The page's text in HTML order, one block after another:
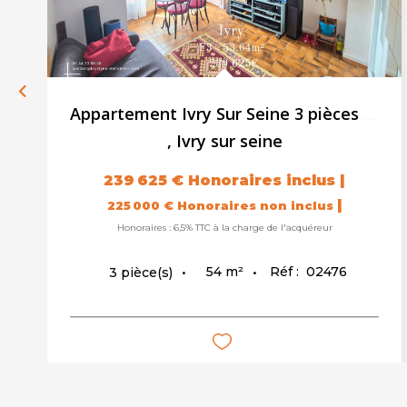
, Ivry sur seine
239 625 € Honoraires inclus |
225 000 € Honoraires non inclus |
Honoraires : 6,5% TTC à la charge de l'acquéreur
3 pièce(s) 54 m² Réf : 02476